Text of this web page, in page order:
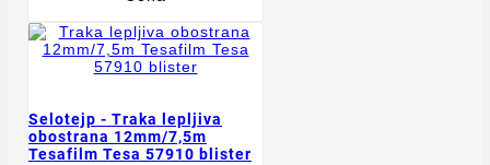
Selotejp - Traka lepljiva
obostrana 12mm/7,5m
Tesafilm Tesa 57910 blister